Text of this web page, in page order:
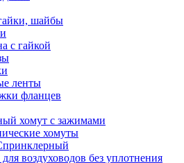
шайбы
с гайкой
ленты
фланцев
хомут с зажимами
хомуты
воздуховодов без уплотнения